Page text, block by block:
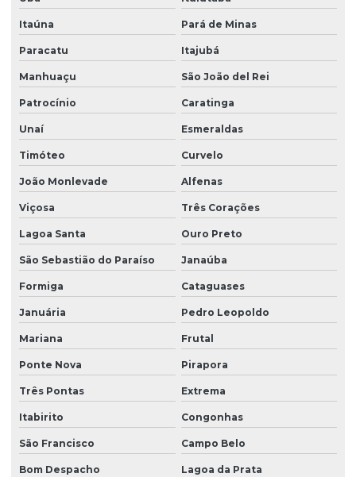
Itaúna Pará de Minas
Paracatu Itajubá
Manhuaçu São João del Rei
Patrocínio Caratinga
Unaí Esmeraldas
Timóteo Curvelo
João Monlevade Alfenas
Viçosa Três Corações
Lagoa Santa Ouro Preto
São Sebastião do Paraíso Janaúba
Formiga Cataguases
Januária Pedro Leopoldo
Mariana Frutal
Ponte Nova Pirapora
Três Pontas Extrema
Itabirito Congonhas
São Francisco Campo Belo
Bom Despacho Lagoa da Prata